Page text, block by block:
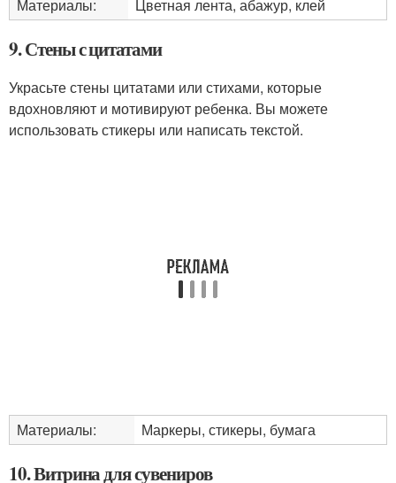
Материалы:
Цветная лента, абажур, клей
9. Стены с цитатами
Украсьте стены цитатами или стихами, которые
вдохновляют и мотивируют ребенка. Вы можете
использовать стикеры или написать текстой.
Материалы: Маркеры, стикеры, бумага
10. Витрина для сувениров